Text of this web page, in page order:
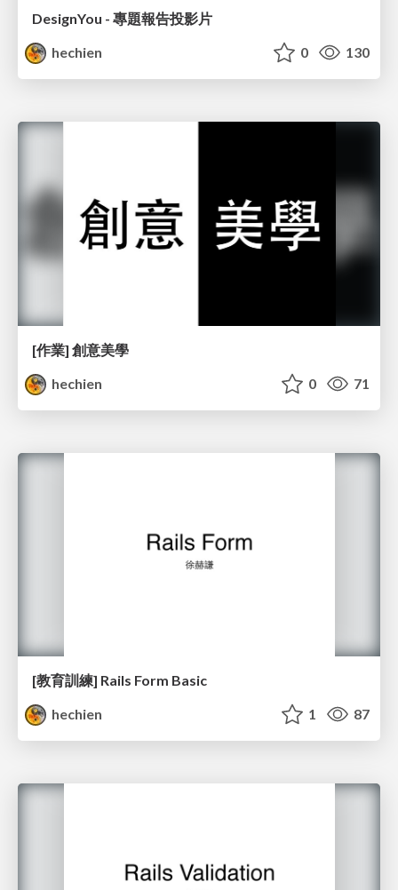
DesignYou - 專題報告投影片
hechien
0 130
[作業] 創意美學
hechien
0 71
[教育訓練] Rails Form Basic
hechien
1 87